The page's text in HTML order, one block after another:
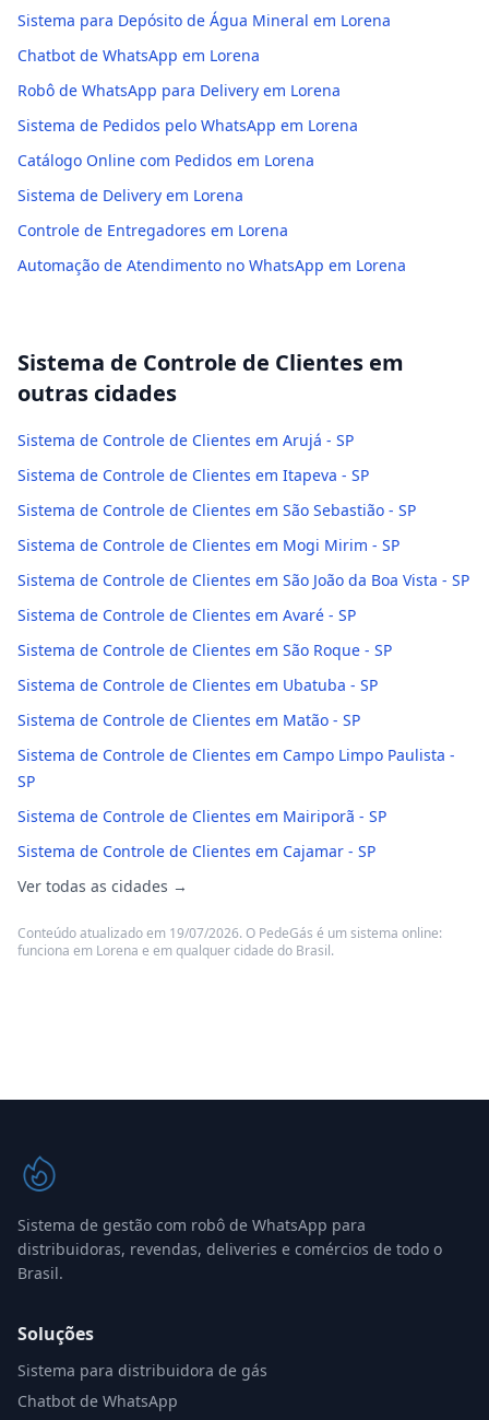
Sistema para Depósito de Água Mineral em Lorena
Chatbot de WhatsApp em Lorena
Robô de WhatsApp para Delivery em Lorena
Sistema de Pedidos pelo WhatsApp em Lorena
Catálogo Online com Pedidos em Lorena
Sistema de Delivery em Lorena
Controle de Entregadores em Lorena
Automação de Atendimento no WhatsApp em Lorena
Sistema de Controle de Clientes em
outras cidades
Sistema de Controle de Clientes em Arujá - SP
Sistema de Controle de Clientes em Itapeva - SP
Sistema de Controle de Clientes em São Sebastião - SP
Sistema de Controle de Clientes em Mogi Mirim - SP
Sistema de Controle de Clientes em São João da Boa Vista - SP
Sistema de Controle de Clientes em Avaré - SP
Sistema de Controle de Clientes em São Roque - SP
Sistema de Controle de Clientes em Ubatuba - SP
Sistema de Controle de Clientes em Matão - SP
Sistema de Controle de Clientes em Campo Limpo Paulista -
SP
Sistema de Controle de Clientes em Mairiporã - SP
Sistema de Controle de Clientes em Cajamar - SP
Ver todas as cidades →
Conteúdo atualizado em 19/07/2026. O PedeGás é um sistema online:
funciona em Lorena e em qualquer cidade do Brasil.
Sistema de gestão com robô de WhatsApp para
distribuidoras, revendas, deliveries e comércios de todo o
Brasil.
Soluções
Sistema para distribuidora de gás
Chatbot de WhatsApp